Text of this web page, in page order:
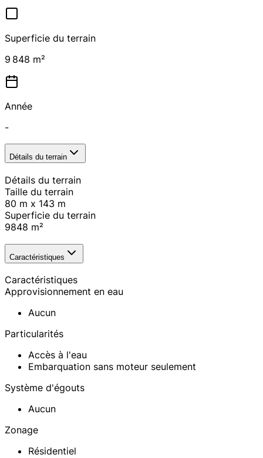
Superficie du terrain
9 848 m²
Année
-
Détails du terrain
Détails du terrain
Taille du terrain
80 m x 143 m
Superficie du terrain
9848 m²
Caractéristiques
Caractéristiques
Approvisionnement en eau
Aucun
Particularités
Accès à l'eau
Embarquation sans moteur seulement
Système d'égouts
Aucun
Zonage
Résidentiel